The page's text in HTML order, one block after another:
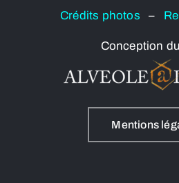
Crédits photos–
Conception
Mentions